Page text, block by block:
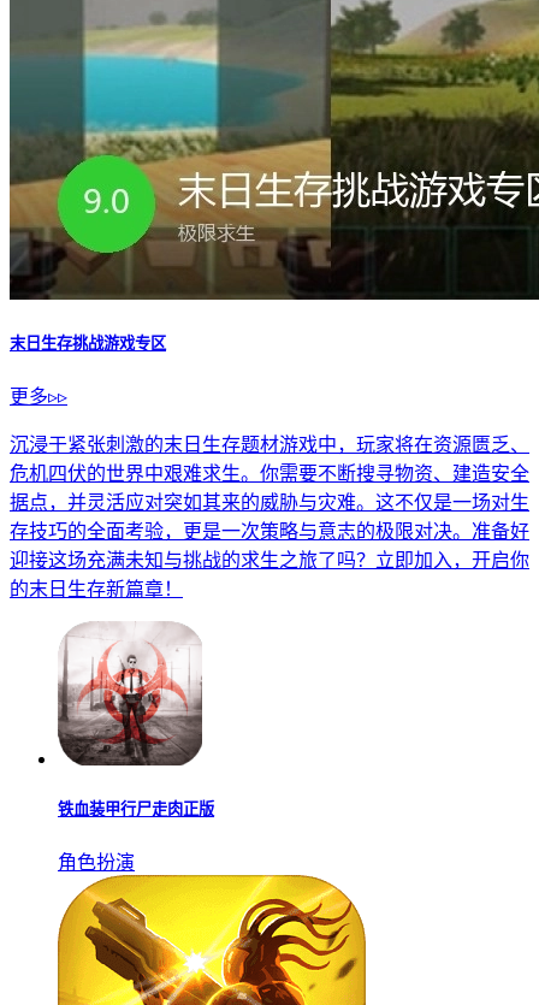
鏖战三国
下载
猜你 喜欢
末日生存挑战游戏专区
更多▹▹
沉浸于紧张刺激的末日生存题材游戏中，玩家将在资源匮乏、
危机四伏的世界中艰难求生。你需要不断搜寻物资、建造安全